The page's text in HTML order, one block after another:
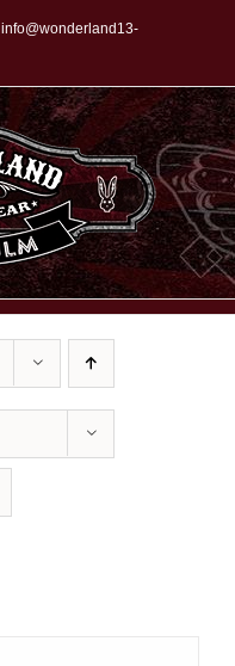
info@wonderland13-